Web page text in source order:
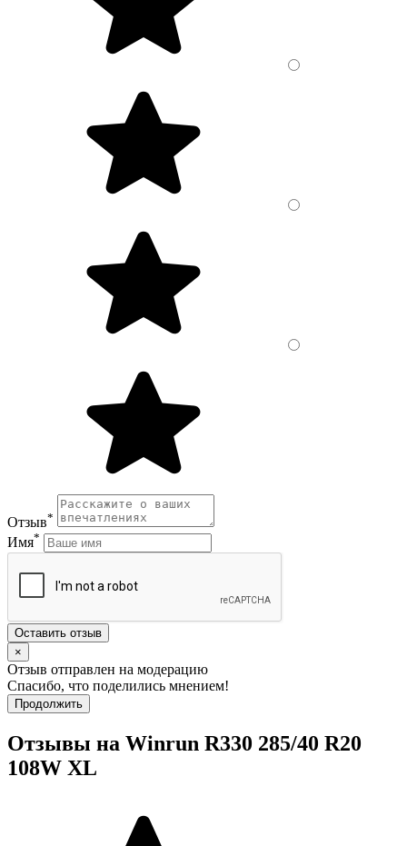
Отзыв*
Имя*
Оставить отзыв
×
Отзыв отправлен на модерацию
Спасибо, что поделились мнением!
Продолжить
Отзывы на Winrun R330 285/40 R20
108W XL